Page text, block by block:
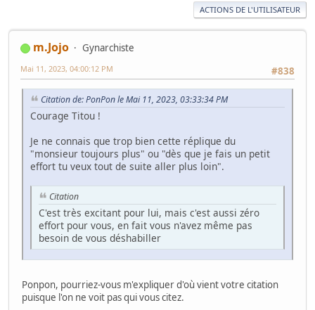
ACTIONS DE L'UTILISATEUR
m.Jojo
Gynarchiste
#838
Mai 11, 2023, 04:00:12 PM
Citation de: PonPon le Mai 11, 2023, 03:33:34 PM
Courage Titou !
Je ne connais que trop bien cette réplique du
"monsieur toujours plus" ou "dès que je fais un petit
effort tu veux tout de suite aller plus loin".
Citation
C'est très excitant pour lui, mais c'est aussi zéro
effort pour vous, en fait vous n'avez même pas
besoin de vous déshabiller
Ponpon, pourriez-vous m'expliquer d'où vient votre citation
puisque l'on ne voit pas qui vous citez.